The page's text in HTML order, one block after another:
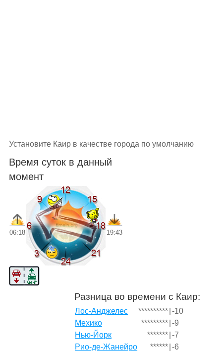
Установите Каир в качестве города по умолчанию
Время суток в данный
момент
06:18 19:43
Разница во времени с Каир:
Лос-Анджелес ********** -10
Мехико
********* -9
Нью-Йорк
******* -7
Рио-де-Жанейро
****** -6